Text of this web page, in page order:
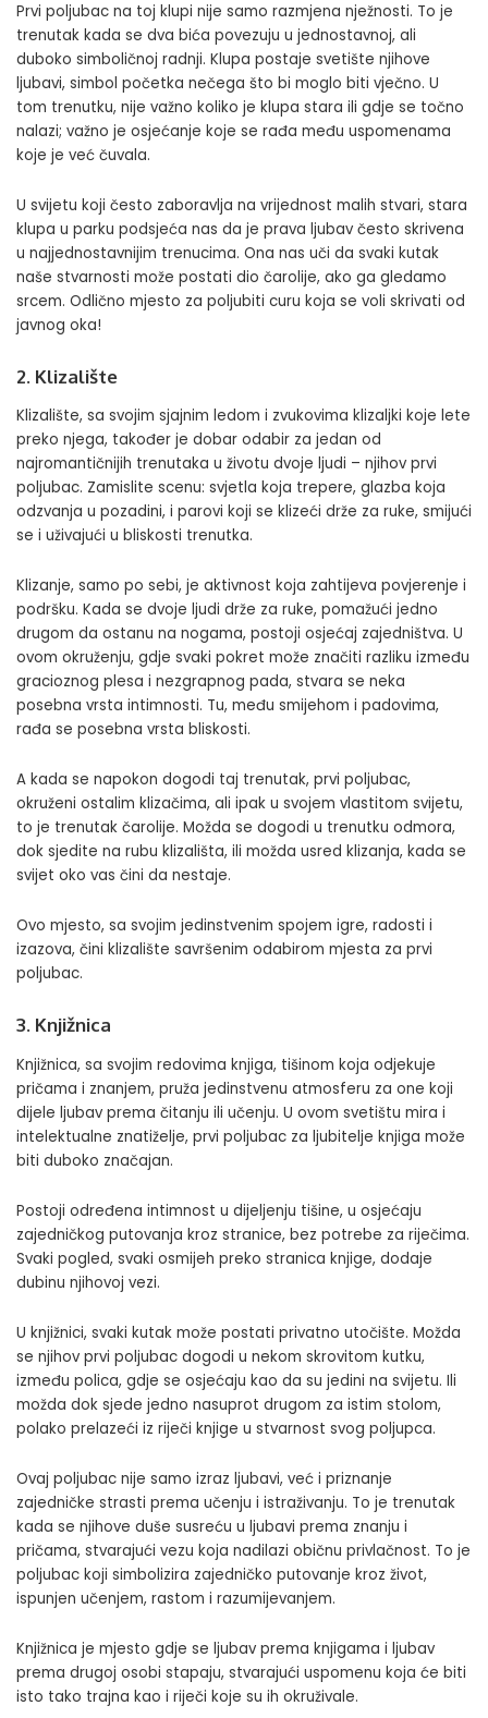
Prvi poljubac na toj klupi nije samo razmjena nježnosti. To je
trenutak kada se dva bića povezuju u jednostavnoj, ali
duboko simboličnoj radnji. Klupa postaje svetište njihove
ljubavi, simbol početka nečega što bi moglo biti vječno. U
tom trenutku, nije važno koliko je klupa stara ili gdje se točno
nalazi; važno je osjećanje koje se rađa među uspomenama
koje je već čuvala.
U svijetu koji često zaboravlja na vrijednost malih stvari, stara
klupa u parku podsjeća nas da je prava ljubav često skrivena
u najjednostavnijim trenucima. Ona nas uči da svaki kutak
naše stvarnosti može postati dio čarolije, ako ga gledamo
srcem. Odlično mjesto za poljubiti curu koja se voli skrivati od
javnog oka!
2. Klizalište
Klizalište, sa svojim sjajnim ledom i zvukovima klizaljki koje lete
preko njega, također je dobar odabir za jedan od
najromantičnijih trenutaka u životu dvoje ljudi – njihov prvi
poljubac. Zamislite scenu: svjetla koja trepere, glazba koja
odzvanja u pozadini, i parovi koji se klizeći drže za ruke, smijući
se i uživajući u bliskosti trenutka.
Klizanje, samo po sebi, je aktivnost koja zahtijeva povjerenje i
podršku. Kada se dvoje ljudi drže za ruke, pomažući jedno
drugom da ostanu na nogama, postoji osjećaj zajedništva. U
ovom okruženju, gdje svaki pokret može značiti razliku između
gracioznog plesa i nezgrapnog pada, stvara se neka
posebna vrsta intimnosti. Tu, među smijehom i padovima,
rađa se posebna vrsta bliskosti.
A kada se napokon dogodi taj trenutak, prvi poljubac,
okruženi ostalim klizačima, ali ipak u svojem vlastitom svijetu,
to je trenutak čarolije. Možda se dogodi u trenutku odmora,
dok sjedite na rubu klizališta, ili možda usred klizanja, kada se
svijet oko vas čini da nestaje.
Ovo mjesto, sa svojim jedinstvenim spojem igre, radosti i
izazova, čini klizalište savršenim odabirom mjesta za prvi
poljubac.
3. Knjižnica
Knjižnica, sa svojim redovima knjiga, tišinom koja odjekuje
pričama i znanjem, pruža jedinstvenu atmosferu za one koji
dijele ljubav prema čitanju ili učenju. U ovom svetištu mira i
intelektualne znatiželje, prvi poljubac za ljubitelje knjiga može
biti duboko značajan.
Postoji određena intimnost u dijeljenju tišine, u osjećaju
zajedničkog putovanja kroz stranice, bez potrebe za riječima.
Svaki pogled, svaki osmijeh preko stranica knjige, dodaje
dubinu njihovoj vezi.
U knjižnici, svaki kutak može postati privatno utočište. Možda
se njihov prvi poljubac dogodi u nekom skrovitom kutku,
između polica, gdje se osjećaju kao da su jedini na svijetu. Ili
možda dok sjede jedno nasuprot drugom za istim stolom,
polako prelazeći iz riječi knjige u stvarnost svog poljupca.
Ovaj poljubac nije samo izraz ljubavi, već i priznanje
zajedničke strasti prema učenju i istraživanju. To je trenutak
kada se njihove duše susreću u ljubavi prema znanju i
pričama, stvarajući vezu koja nadilazi običnu privlačnost. To je
poljubac koji simbolizira zajedničko putovanje kroz život,
ispunjen učenjem, rastom i razumijevanjem.
Knjižnica je mjesto gdje se ljubav prema knjigama i ljubav
prema drugoj osobi stapaju, stvarajući uspomenu koja će biti
isto tako trajna kao i riječi koje su ih okruživale.